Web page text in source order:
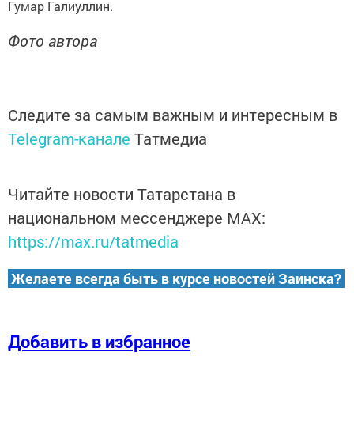
Гумар Галиуллин.
Фото автора
Следите за самым важным и интересным в
Telegram-канале Татмедиа
Читайте новости Татарстана в
национальном мессенджере MАХ:
https://max.ru/tatmedia
Желаете всегда быть в курсе новостей Заинска?
Добавить в избранное